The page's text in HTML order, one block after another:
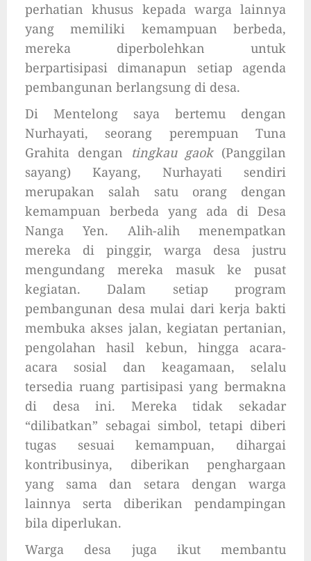
perhatian khusus kepada warga lainnya
yang memiliki kemampuan berbeda,
mereka diperbolehkan untuk
berpartisipasi dimanapun setiap agenda
pembangunan berlangsung di desa.
Di Mentelong saya bertemu dengan
Nurhayati, seorang perempuan Tuna
Grahita dengan
tingkau gaok (Panggilan
sayang) Kayang, Nurhayati sendiri
merupakan salah satu orang dengan
kemampuan berbeda yang ada di Desa
Nanga Yen. Alih-alih menempatkan
mereka di pinggir, warga desa justru
mengundang mereka masuk ke pusat
kegiatan. Dalam setiap program
pembangunan desa mulai dari kerja bakti
membuka akses jalan, kegiatan pertanian,
pengolahan hasil kebun, hingga acara-
acara sosial dan keagamaan, selalu
tersedia ruang partisipasi yang bermakna
di desa ini. Mereka tidak sekadar
“dilibatkan” sebagai simbol, tetapi diberi
tugas sesuai kemampuan, dihargai
kontribusinya, diberikan penghargaan
yang sama dan setara dengan warga
lainnya serta diberikan pendampingan
bila diperlukan.
Warga desa juga ikut membantu